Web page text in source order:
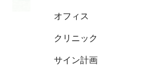
オフィス
クリニック
サイン計画